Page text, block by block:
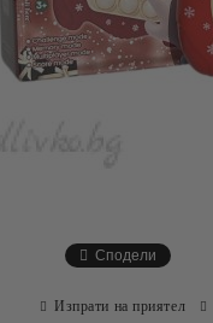
Сподели
Изпрати на приятел